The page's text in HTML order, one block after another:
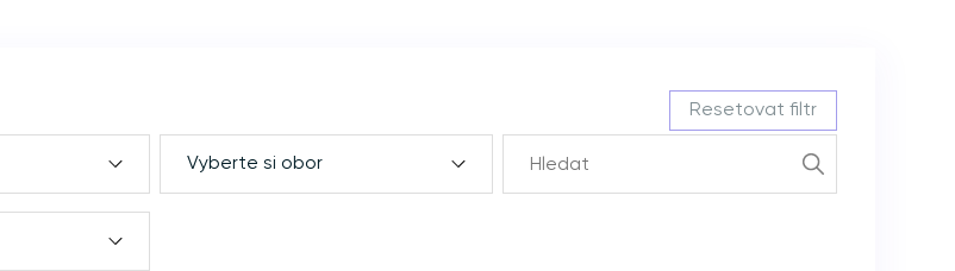
Resetovat filtr
Vyberte si obor